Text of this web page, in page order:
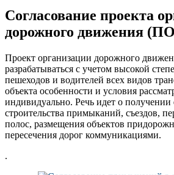
Согласование проекта
дорожного движения
Проект организации дорожного
разрабатываться с учетом высокой
пешеходов и водителей всех видов
объекта особенности и условия
индивидуально. Речь идет о получении
строительства примыканий, съездов,
полос, размещения объектов
пересечения дорог коммуникациями.
.